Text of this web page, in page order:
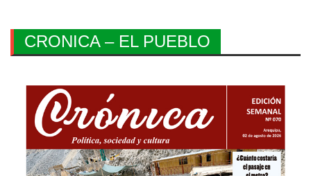
CRONICA – EL PUEBLO